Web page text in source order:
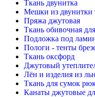
Ткань двунитка
Мешки из двунитки
Пряжа джутовая
Ткань обивочная
Подложка под
Пологи - тенты
Ткань оксфорд
Джутовый
Лён и изделия из
Ткань для сумок
Канаты джутовые